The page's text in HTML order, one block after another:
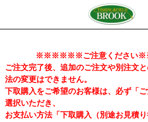
※※※※※※ご注意くださ
ご注文完了後、追加のご注文や別注文
法の変更はできません。
下取購入をご希望のお客様は、必ず「
選択いただき、
お支払い方法「下取購入（別途お見積